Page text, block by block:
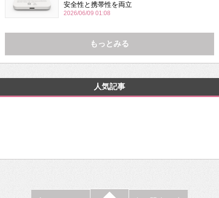
安全性と携帯性を両立
2026/06/09 01:08
もっとみる
人気記事